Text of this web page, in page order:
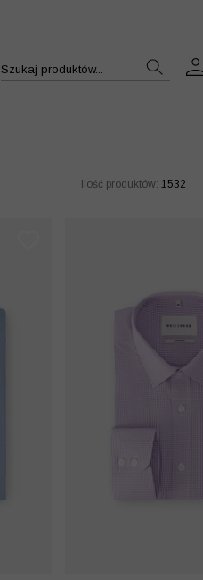
Szukaj produktów...
Ilość produktów: 1532